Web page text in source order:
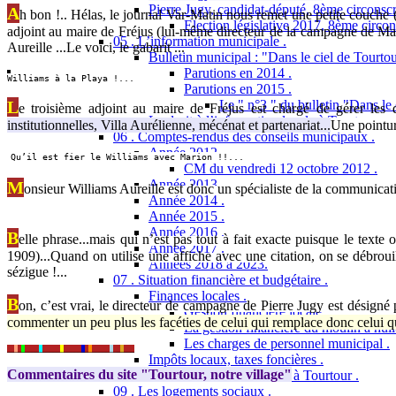
Pierre Jugy, candidat-député, 8ème
Election législative 2017, 8ème
05 . L’information municipale .
Bulletin municipal : "Dans le ciel de
Parutions en 2014 .
Parutions en 2015 .
Le " n°3 " du bulletin "Dans le
Le droit à l’information locale à Tourtour .
06 . Comptes-rendus des conseils municipaux .
Année 2012 .
CM du vendredi 12 octobre 2012 .
Année 2013.
Année 2014 .
Année 2015 .
Année 2016 .
Année 2017 .
Années 2018 à 2023.
07 . Situation financière et budgétaire .
Finances locales .
Gestion financière locale .
La gestion financière du moulin à
Les charges de personnel municipal .
Impôts locaux, taxes foncières .
Les taxes foncières à Tourtour .
09 . Les logements sociaux .
Ah bon !.. Hélas, le journal Var-Matin nous remet une petite
adjoint au maire de Fréjus (lui-même directeur de la campagne de
Aureille ...Le voici, le gabarit ...
Williams à la Playa !...
Le troisième adjoint au maire de Fréjus est chargé de gérer les
institutionnelles, Villa Aurélienne, mécénat et partenariat...Une
Qu’il est fier le Williams avec Marion !!...
Monsieur Williams Aureille est donc un spécialiste de la
Belle phrase...mais qui n’est pas tout à fait exacte puisque le texte
1909)...Quand on utilise une affiche avec une citation, on se
sézigue !...
Bon, c’est vrai, le directeur de campagne de Pierre Jugy est
commenter un peu plus les facéties de celui qui remplace donc
Commentaires du site "Tourtour, notre village"